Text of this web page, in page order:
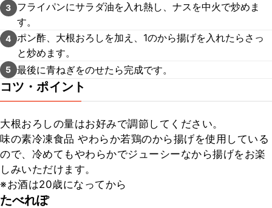
3
フライパンにサラダ油を入れ熱し、ナスを中火で炒めま
す。
4 ポン酢、大根おろしを加え、1のから揚げを入れたらさっ
と炒めます。
5 最後に青ねぎをのせたら完成です。
コツ・ポイント
大根おろしの量はお好みで調節してください。
味の素冷凍食品 やわらか若鶏のから揚げを使用している
ので、冷めてもやわらかでジューシーなから揚げをお楽
しみいただけます。
※お酒は20歳になってから
たべれぽ